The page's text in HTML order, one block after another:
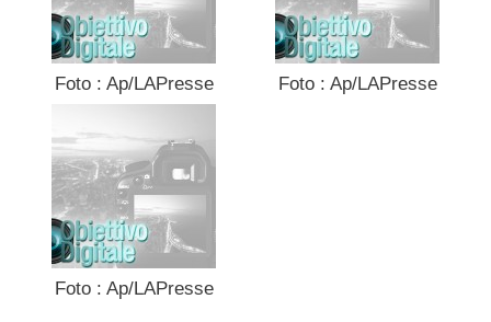
Foto : Ap/LAPresse Foto : Ap/LAPresse
Foto : Ap/LAPresse